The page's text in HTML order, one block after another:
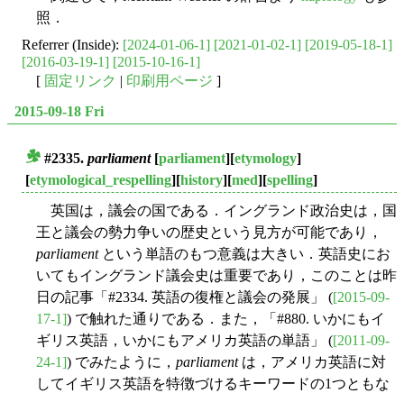
照．
Referrer (Inside): [2024-01-06-1] [2021-01-02-1] [2019-05-18-1]
[2016-03-19-1] [2015-10-16-1]
[ 固定リンク | 印刷用ページ ]
2015-09-18 Fri
#2335. parliament[parliament][etymology]
[etymological_respelling][history][med][spelling]
英国は，議会の国である．イングランド政治史は，国
王と議会の勢力争いの歴史という見方が可能であり，
parliamentという単語のもつ意義は大きい．英語史にお
いてもイングランド議会史は重要であり，このことは昨
日の記事「#2334. 英語の復権と議会の発展」 ([2015-09-
17-1]) で触れた通りである．また，「#880. いかにもイ
ギリス英語，いかにもアメリカ英語の単語」 ([2011-09-
24-1]) でみたように， parliamentは，アメリカ英語に対
してイギリス英語を特徴づけるキーワードの1つともな